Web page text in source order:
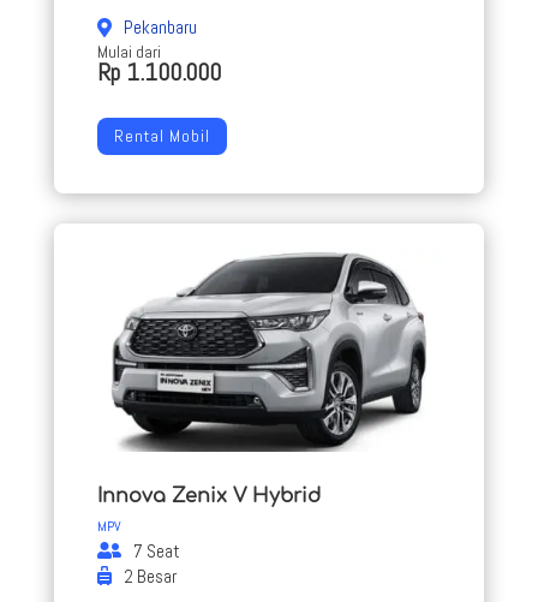
Pekanbaru
Mulai dari
Rp 1.100.000
Rental Mobil
Innova Zenix V Hybrid
MPV
7 Seat
2 Besar